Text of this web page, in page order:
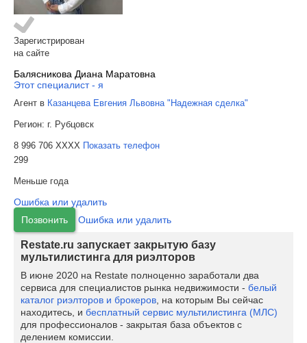
Зарегистрирован
на сайте
Балясникова Диана Маратовна
Этот специалист - я
Агент в Казанцева Евгения Львовна "Надежная сделка"
Регион: г. Рубцовск
8 996 706 XXXX Показать телефон
299
Меньше года
Ошибка или удалить
Позвонить
Ошибка или удалить
Restate.ru запускает закрытую базу
мультилистинга для риэлторов
В июне 2020 на Restate полноценно заработали два
сервиса для специалистов рынка недвижимости - белый
каталог риэлторов и брокеров , на которым Вы сейчас
находитесь, и бесплатный сервис мультилистинга (МЛС)
для профессионалов - закрытая база объектов с
делением комиссии.